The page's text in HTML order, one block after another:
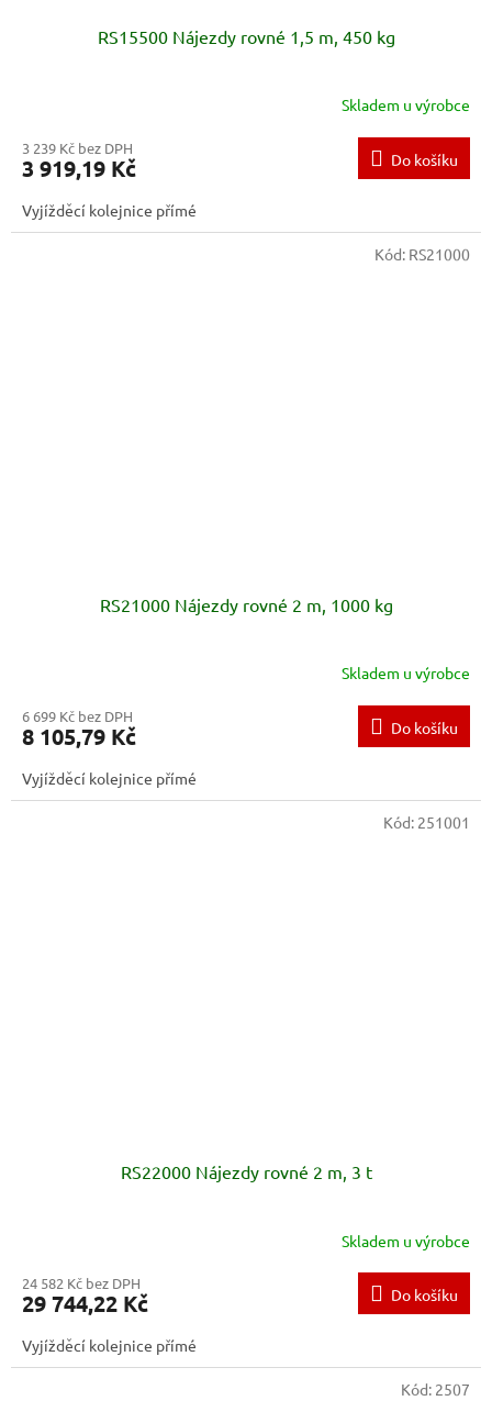
RS15500 Nájezdy rovné 1,5 m, 450 kg
Skladem u výrobce
3 239 Kč bez DPH
3 919,19 Kč Do košíku
Vyjížděcí kolejnice přímé
RS21000 Nájezdy rovné 2 m, 1000 kg
Skladem u výrobce
6 699 Kč bez DPH
8 105,79 Kč Do košíku
Vyjížděcí kolejnice přímé
Kód: RS21000
RS22000 Nájezdy rovné 2 m, 3 t
Skladem u výrobce
24 582 Kč bez DPH
29 744,22 Kč Do košíku
Vyjížděcí kolejnice přímé
Kód: 251001
Kód: 2507